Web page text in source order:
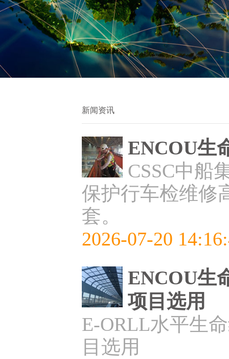
新闻资讯
ENCOU生
CSSC中船
保护行车检维修
套。
2026-07-20
ENCOU生
项目选用
E-ORLL水平生
目选用